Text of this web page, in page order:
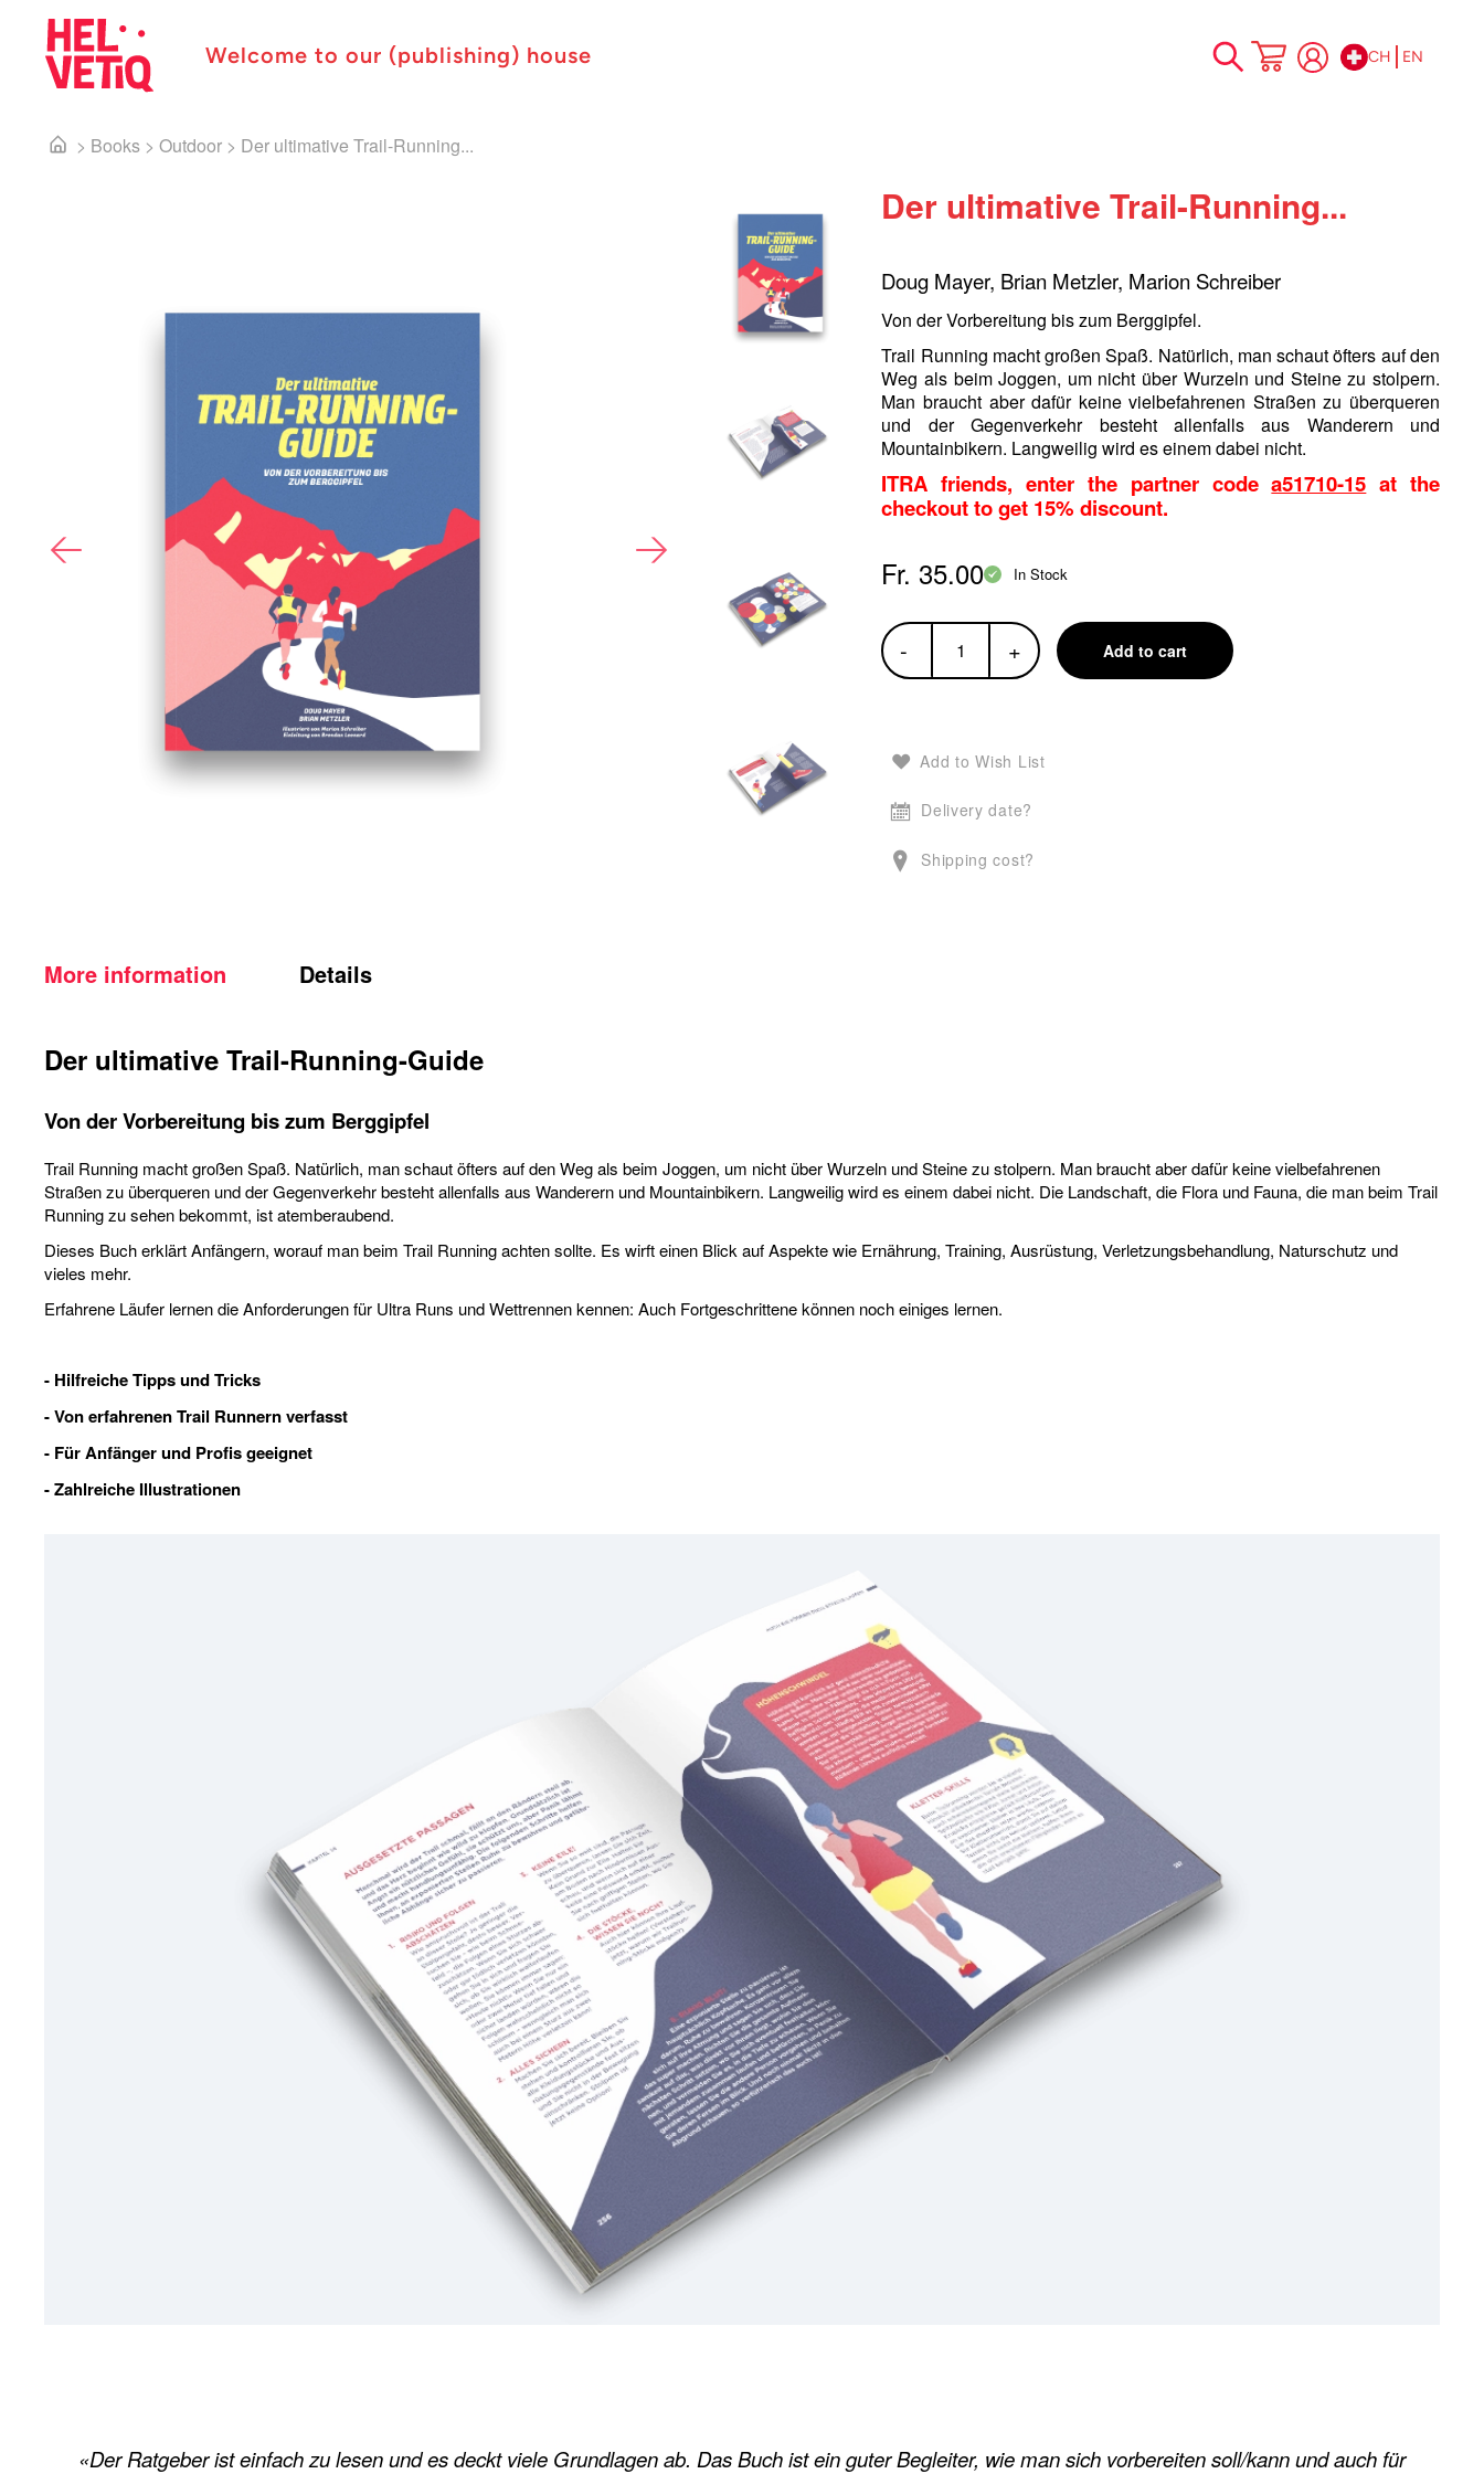
Welcome to our (publishing) house
Skip
CH EN
> Books > Outdoor > Der ultimative Trail-Running...
Der ultimative Trail-Running...
Doug Mayer, Brian Metzler, Marion Schreiber
Von der Vorbereitung bis zum Berggipfel.
Trail Running macht großen Spaß. Natürlich, man schaut öfters auf den
Weg als beim Joggen, um nicht über Wurzeln und Steine zu stolpern.
Man braucht aber dafür keine vielbefahrenen Straßen zu überqueren
und der Gegenverkehr besteht allenfalls aus Wanderern und
Mountainbikern. Langweilig wird es einem dabei nicht.
ITRA friends, enter the partner codea51710-15 at the
checkout to get 15% discount.
Fr. 35.00 In Stock
- + Add to cart
Add to Wish List
Delivery date?
Shipping cost?
More information
Der ultimative Trail-Running-Guide
Von der Vorbereitung bis zum Berggipfel
Trail Running macht großen Spaß. Natürlich, man schaut öfters auf den Weg als beim Joggen, um nicht über Wurzeln und Steine zu stolpern. Man braucht aber dafür keine vielbefahrenen
Straßen zu überqueren und der Gegenverkehr besteht allenfalls aus Wanderern und Mountainbikern. Langweilig wird es einem dabei nicht. Die Landschaft, die Flora und Fauna, die man beim Trail
Running zu sehen bekommt, ist atemberaubend.
Dieses Buch erklärt Anfängern, worauf man beim Trail Running achten sollte. Es wirft einen Blick auf Aspekte wie Ernährung, Training, Ausrüstung, Verletzungsbehandlung, Naturschutz und
vieles mehr.
Erfahrene Läufer lernen die Anforderungen für Ultra Runs und Wettrennen kennen: Auch Fortgeschrittene können noch einiges lernen.
- Hilfreiche Tipps und Tricks
- Von erfahrenen Trail Runnern verfasst
- Für Anfänger und Profis geeignet
- Zahlreiche Illustrationen
Details
«Der Ratgeber ist einfach zu lesen und es deckt viele Grundlagen ab. Das Buch ist ein guter Begleiter, wie man sich vorbereiten soll/kann und auch für